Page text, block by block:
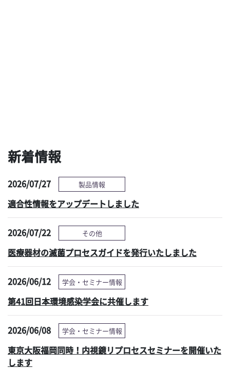
新着情報
2026/07/27 製品情報
適合性情報をアップデートしました
2026/07/22 その他
医療器材の滅菌プロセスガイドを発行いたしました
2026/06/12 学会・セミナー情報
第41回日本環境感染学会に共催します
2026/06/08 学会・セミナー情報
東京大阪福岡同時！内視鏡リプロセスセミナーを開催いた
します